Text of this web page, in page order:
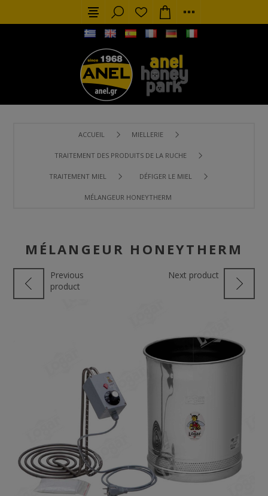
ACCUEIL MIELLERIE
TRAITEMENT DES PRODUITS DE LA RUCHE
TRAITEMENT MIEL DÉFIGER LE MIEL
MÉLANGEUR HONEYTHERM
MÉLANGEUR HONEYTHERM
Previous
product
Next product